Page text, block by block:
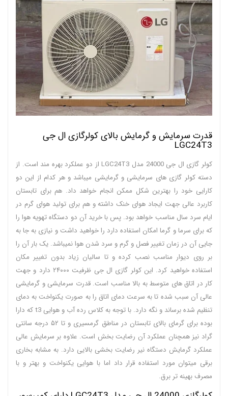
قدرت سرمایش و گرمایش بالای کولرگازی ال جی
LGC24T3
کولر گازی ال جی 24000 مدل LGC24T3 از دو عملکرد بهره مند است. از
دسته کولر گازی های سرمایشی و گرمایشی میباشد و هر کدام از این دو
کارایی خود را بهترین شکل ممکن انجام خواهد داد. هم برای تابستان
کاربرد عالی جهت ایجاد هوای خنک داشته و هم برای تولید هوای گرم در
ایام سرد سال مناسب خواهد بود. پس با خرید آن دو دستگاه تهویه هوا را
که برای سرما و گرما امکان استفاده دارد را خواهید داشت و نیازی به جا به
جایی آن در زمان تغییر فصل و گرم و سرد شدن هوا نمیباشد. یک بار آن را
بر روی دیوار مناسب نصب کرده و تا سالیان زیاد بدون تغییر مکان
استفاده خواهید کرد. این کولر گازی ال جی ظرفیت ۲۴۰۰۰ دارد و جهت
کار در اتاق های متوسط به بالا مناسب است. قدرت سرمایشی و گرمایشی
عالی آن سبب شده تا به سرعت دمای اتاق را به صورت یکنواخت به دمای
تنظیم شده برساند و نگه دارد. با توجه به کلاس رده آب و هوایی t3 که دارا
بوده برای گرمای بالای تابستان در مناطق گرمسیری و تا ۵۲ درجه سانتی
گراد نیز همچنان عملکرد آن رضایت بخش است. علاوه بر سرمایش عالی
عملکرد گرمایش دستگاه نیر رضایت بخشی بالایی دارد. به مشابه بخاری
برقی میتوان مورد استفاده قرار داد اما با هوایی یکنواخت و بهتر و با
مصرف بهینه تر برق.